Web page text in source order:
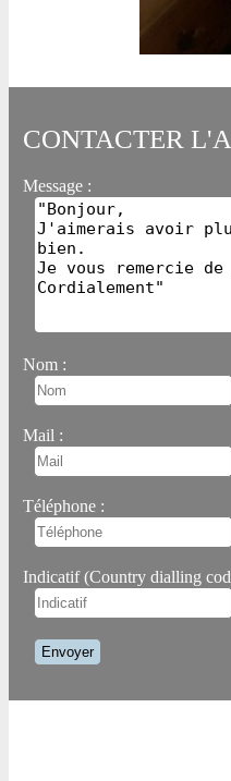
CONTACTER
Message :
Nom :
Mail :
Téléphone :
Indicatif (Country dialling